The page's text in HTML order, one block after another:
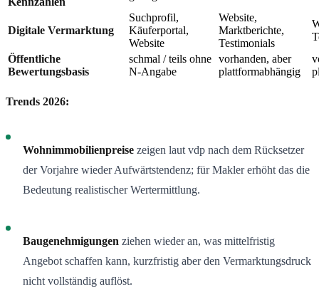
Digitale Vermarktung
Suchprofil,
Käuferportal,
Website
Website,
Marktberichte,
Testimonials
Öffentliche
Bewertungsbasis
schmal / teils ohne
N-Angabe
vorhanden, aber
plattformabhängig
Trends 2026:
Wohnimmobilienpreise zeigen laut vdp nach dem Rücksetzer
der Vorjahre wieder Aufwärtstendenz; für Makler erhöht das die
Bedeutung realistischer Wertermittlung.
Baugenehmigungen ziehen wieder an, was mittelfristig
Angebot schaffen kann, kurzfristig aber den Vermarktungsdruck
nicht vollständig auflöst.